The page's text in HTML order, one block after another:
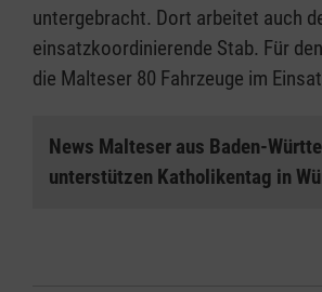
untergebracht. Dort arbeitet auch
einsatzkoordinierende Stab. Für
die Malteser 80 Fahrzeuge im
News Malteser aus Baden-
unterstützen Katholikentag in